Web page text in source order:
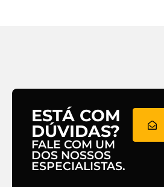
ESTÁ COM
DÚVIDAS?
FALE COM UM
DOS NOSSOS
ESPECIALISTAS.